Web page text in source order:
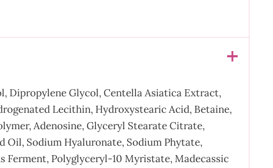
Dipropylene Glycol, Centella Asiatica Extract,
Lecithin, Hydroxystearic Acid, Betaine,
Adenosine, Glyceryl Stearate Citrate,
Oil, Sodium Hyaluronate, Sodium Phytate,
Polyglyceryl-10 Myristate, Madecassic